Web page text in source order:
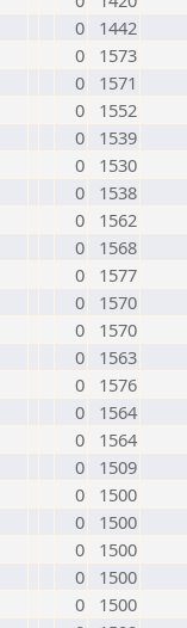
0
1442
0
1573
0
1571
0
1552
0
1539
0
1530
0
1538
0
1562
0
1568
0
1577
0
1570
0
1570
0
1563
0
1576
0
1564
0
1564
0
1509
0
1500
0
1500
0
1500
0
1500
0
1500